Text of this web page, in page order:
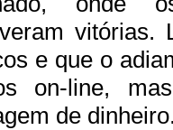
vitórias.
e que o
on-line,
de